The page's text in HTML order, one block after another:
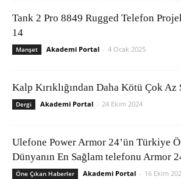
Tank 2 Pro 8849 Rugged Telefon
14
Manşet Akademi Portal - 4 Ocak 2025
Kalp Kırıklığından Daha Kötü Çok Az
Dergi Akademi Portal - 24 Ekim 2024
Ulefone Power Armor 24’ün Türkiye
Dünyanın En Sağlam telefonu Armor
Öne Çıkan Haberler Akademi Portal - 16 Ekim